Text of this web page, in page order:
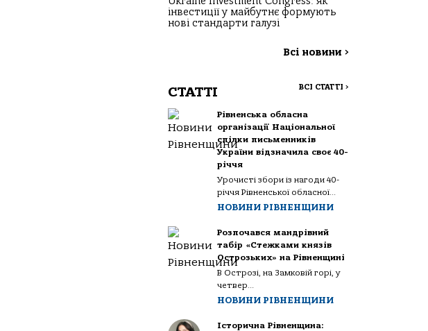
інвестиції у майбутнє формують
нові стандарти галузі
Всі новини >
СТАТТІ ВСІ СТАТТІ >
Рівненська обласна
організації Національної
спілки письменників
України відзначила своє 40-
річчя
Урочисті збори із нагоди 40-
річчя Рівненської обласної...
НОВИНИ РІВНЕНЩИНИ
Розпочався мандрівний
табір «Стежками князів
Острозьких» на Рівненщині
В Острозі, на Замковій горі, у
четвер...
НОВИНИ РІВНЕНЩИНИ
Історична Рівненщина: